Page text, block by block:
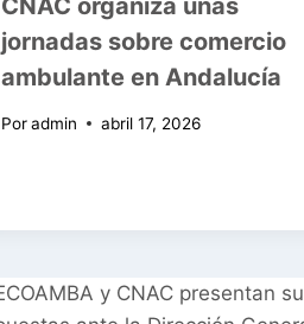
CNAC organiza unas
jornadas sobre comercio
ambulante en Andalucía
Por admin abril 17, 2026